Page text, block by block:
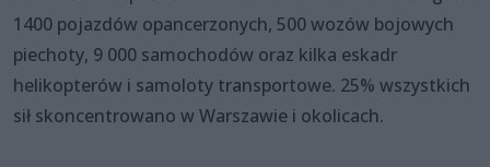
1400 pojazdów opancerzonych, 500 wozów bojowych
piechoty, 9 000 samochodów oraz kilka eskadr
helikopterów i samoloty transportowe. 25% wszystkich
sił skoncentrowano w Warszawie i okolicach.